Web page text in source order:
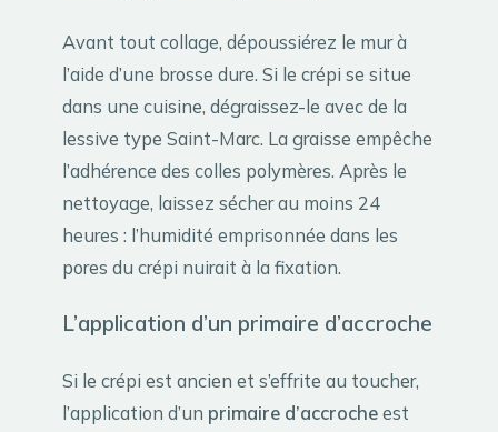
Avant tout collage, dépoussiérez le mur à
l’aide d’une brosse dure. Si le crépi se situe
dans une cuisine, dégraissez-le avec de la
lessive type Saint-Marc. La graisse empêche
l’adhérence des colles polymères. Après le
nettoyage, laissez sécher au moins 24
heures : l’humidité emprisonnée dans les
pores du crépi nuirait à la fixation.
L’application d’un primaire d’accroche
Si le crépi est ancien et s’effrite au toucher,
l’application d’un primaire d’accrocheest